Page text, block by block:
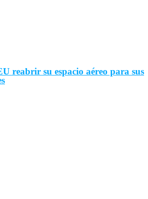
reabrir su espacio aéreo para sus